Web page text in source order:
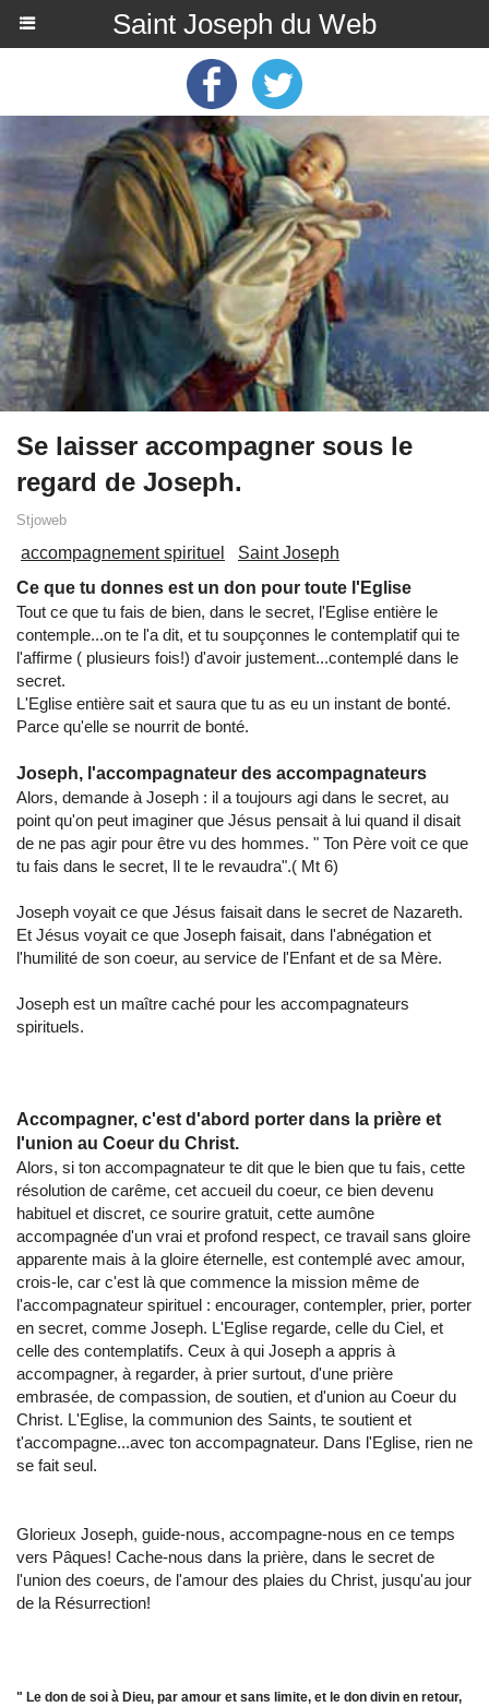
Saint Joseph du Web
Se laisser accompagner sous le
regard de Joseph.
Stjoweb
accompagnement spirituel
Saint Joseph
Ce que tu donnes est un don pour toute l'Eglise
Tout ce que tu fais de bien, dans le secret, l'Eglise entière le
contemple...on te l'a dit, et tu soupçonnes le contemplatif qui te
l'affirme ( plusieurs fois!) d'avoir justement...contemplé dans le
secret.
L'Eglise entière sait et saura que tu as eu un instant de bonté.
Parce qu'elle se nourrit de bonté.
Joseph, l'accompagnateur des accompagnateurs
Alors, demande à Joseph : il a toujours agi dans le secret, au
point qu'on peut imaginer que Jésus pensait à lui quand il disait
de ne pas agir pour être vu des hommes. " Ton Père voit ce que
tu fais dans le secret, Il te le revaudra".( Mt 6)
Joseph voyait ce que Jésus faisait dans le secret de Nazareth.
Et Jésus voyait ce que Joseph faisait, dans l'abnégation et
l'humilité de son coeur, au service de l'Enfant et de sa Mère.
Joseph est un maître caché pour les accompagnateurs
spirituels.
Accompagner, c'est d'abord porter dans la prière et
l'union au Coeur du Christ.
Alors, si ton accompagnateur te dit que le bien que tu fais, cette
résolution de carême, cet accueil du coeur, ce bien devenu
habituel et discret, ce sourire gratuit, cette aumône
accompagnée d'un vrai et profond respect, ce travail sans gloire
apparente mais à la gloire éternelle, est contemplé avec amour,
crois-le, car c'est là que commence la mission même de
l'accompagnateur spirituel : encourager, contempler, prier, porter
en secret, comme Joseph. L'Eglise regarde, celle du Ciel, et
celle des contemplatifs. Ceux à qui Joseph a appris à
accompagner, à regarder, à prier surtout, d'une prière
embrasée, de compassion, de soutien, et d'union au Coeur du
Christ. L'Eglise, la communion des Saints, te soutient et
t'accompagne...avec ton accompagnateur. Dans l'Eglise, rien ne
se fait seul.
Glorieux Joseph, guide-nous, accompagne-nous en ce temps
vers Pâques! Cache-nous dans la prière, dans le secret de
l'union des coeurs, de l'amour des plaies du Christ, jusqu'au jour
de la Résurrection!
" Le don de soi à Dieu, par amour et sans limite, et le don divin en retour,